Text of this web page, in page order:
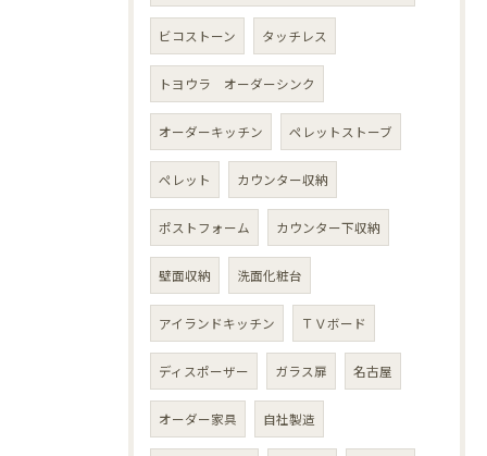
ビコストーン タッチレス
トヨウラ オーダーシンク
オーダーキッチン ペレットストーブ
ペレット カウンター収納
ポストフォーム カウンター下収納
壁面収納 洗面化粧台
アイランドキッチン ＴＶボード
ディスポーザー ガラス扉 名古屋
オーダー家具 自社製造